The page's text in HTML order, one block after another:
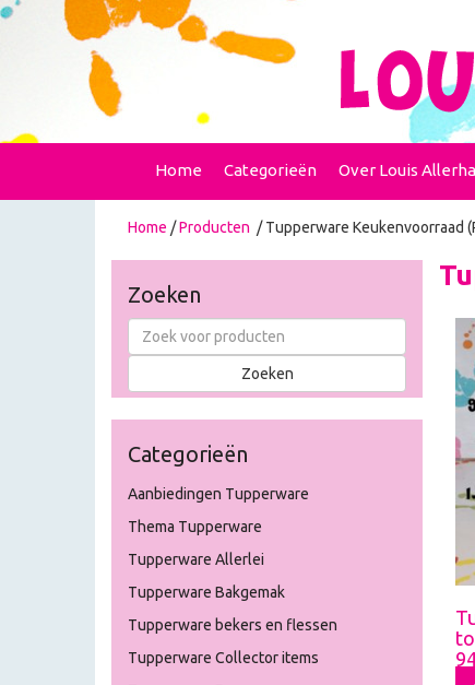
Home Categorieën Over Louis
Home /Producten / Tupperware Keukenvoorraad
Zoeken
Categorieën
Aanbiedingen Tupperware
Thema Tupperware
Tupperware Allerlei
Tupperware Bakgemak
Tupperware bekers en flessen
Tupperware Collector items